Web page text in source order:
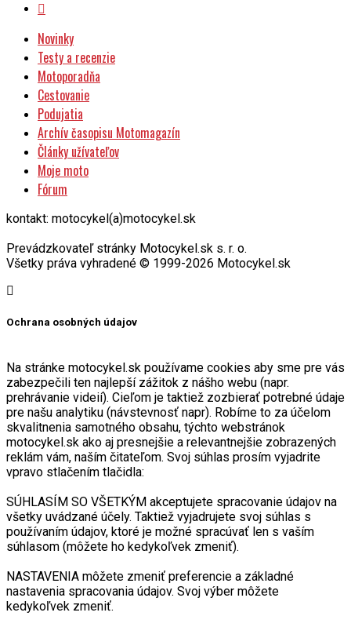
Novinky
Testy a recenzie
Motoporadňa
Cestovanie
Podujatia
Archív časopisu Motomagazín
Články užívateľov
Moje moto
Fórum
kontakt: motocykel(a)motocykel.sk
Prevádzkovateľ stránky Motocykel.sk s. r. o.
Všetky práva vyhradené © 1999-2026 Motocykel.sk
Ochrana osobných údajov
Na stránke motocykel.sk používame cookies aby sme pre vás
zabezpečili ten najlepší zážitok z nášho webu (napr.
prehrávanie videií). Cieľom je taktiež zozbierať potrebné údaje
pre našu analytiku (návstevnosť napr). Robíme to za účelom
skvalitnenia samotného obsahu, týchto webstránok
motocykel.sk ako aj presnejšie a relevantnejšie zobrazených
reklám vám, naším čitateľom. Svoj súhlas prosím vyjadrite
vpravo stlačením tlačidla:
SÚHLASÍM SO VŠETKÝM akceptujete spracovanie údajov na
všetky uvádzané účely. Taktiež vyjadrujete svoj súhlas s
používaním údajov, ktoré je možné spracúvať len s vaším
súhlasom (môžete ho kedykoľvek zmeniť).
NASTAVENIA môžete zmeniť preferencie a základné
nastavenia spracovania údajov. Svoj výber môžete
kedykoľvek zmeniť.